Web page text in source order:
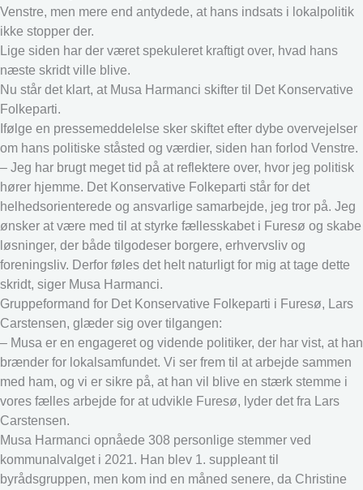
Venstre, men mere end antydede, at hans indsats i lokalpolitik
ikke stopper der.
Lige siden har der været spekuleret kraftigt over, hvad hans
næste skridt ville blive.
Nu står det klart, at Musa Harmanci skifter til Det Konservative
Folkeparti.
Ifølge en pressemeddelelse sker skiftet efter dybe overvejelser
om hans politiske ståsted og værdier, siden han forlod Venstre.
– Jeg har brugt meget tid på at reflektere over, hvor jeg politisk
hører hjemme. Det Konservative Folkeparti står for det
helhedsorienterede og ansvarlige samarbejde, jeg tror på. Jeg
ønsker at være med til at styrke fællesskabet i Furesø og skabe
løsninger, der både tilgodeser borgere, erhvervsliv og
foreningsliv. Derfor føles det helt naturligt for mig at tage dette
skridt, siger Musa Harmanci.
Gruppeformand for Det Konservative Folkeparti i Furesø, Lars
Carstensen, glæder sig over tilgangen:
– Musa er en engageret og vidende politiker, der har vist, at han
brænder for lokalsamfundet. Vi ser frem til at arbejde sammen
med ham, og vi er sikre på, at han vil blive en stærk stemme i
vores fælles arbejde for at udvikle Furesø, lyder det fra Lars
Carstensen.
Musa Harmanci opnåede 308 personlige stemmer ved
kommunalvalget i 2021. Han blev 1. suppleant til
byrådsgruppen, men kom ind en måned senere, da Christine